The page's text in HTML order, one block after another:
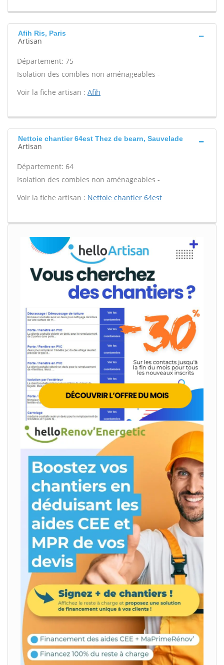
Afih Ris, Paris
Artisan
Département: 75
Isolation des combles non aménageables -
Voir la fiche artisan : Afih
Nettoie chantier 64est Thez de bearn, Sauvelade
Artisan
Département: 64
Isolation des combles non aménageables -
Voir la fiche artisan : Nettoie chantier 64est